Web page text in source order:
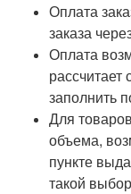
Оплата
заказа
Оплата
рассчитает
заполнить
Для
объема,
пункте
такой